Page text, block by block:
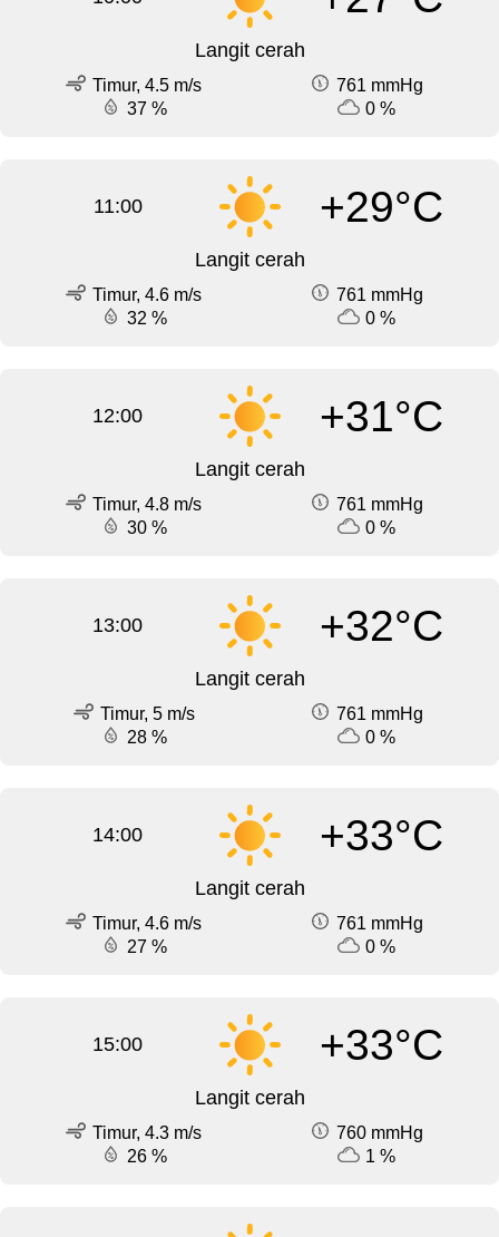
Langit cerah
Timur, 4.5 m/s
761 mmHg
37 %
0 %
11:00 +29°C
Langit cerah
Timur, 4.6 m/s
761 mmHg
32 %
0 %
12:00 +31°C
Langit cerah
Timur, 4.8 m/s
761 mmHg
30 %
0 %
13:00 +32°C
Langit cerah
Timur, 5 m/s
761 mmHg
28 %
0 %
14:00 +33°C
Langit cerah
Timur, 4.6 m/s
761 mmHg
27 %
0 %
15:00 +33°C
Langit cerah
Timur, 4.3 m/s
760 mmHg
26 %
1 %